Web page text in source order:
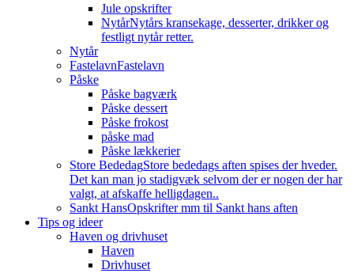
Jule opskrifter
NytårNytårs kransekage, desserter, drikker og
festligt nytår retter.
Nytår
FastelavnFastelavn
Påske
Påske bagværk
Påske dessert
Påske frokost
påske mad
Påske lækkerier
Store BededagStore bededags aften spises der hveder.
Det kan man jo stadigvæk selvom der er nogen der har
valgt, at afskaffe helligdagen..
Sankt HansOpskrifter mm til Sankt hans aften
Tips og ideer
Haven og drivhuset
Haven
Drivhuset